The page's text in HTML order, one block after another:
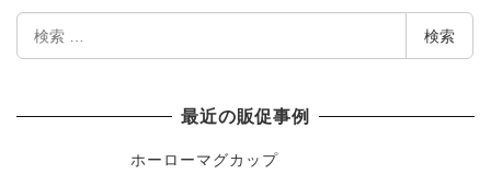
索
検索
最近の販促事例
ホーローマグカップ